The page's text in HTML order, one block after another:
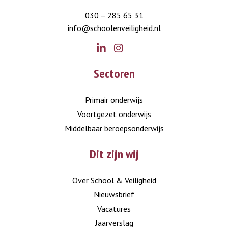
030 – 285 65 31
info@schoolenveiligheid.nl
Sectoren
Primair onderwijs
Voortgezet onderwijs
Middelbaar beroepsonderwijs
Dit zijn wij
Over School & Veiligheid
Nieuwsbrief
Vacatures
Jaarverslag